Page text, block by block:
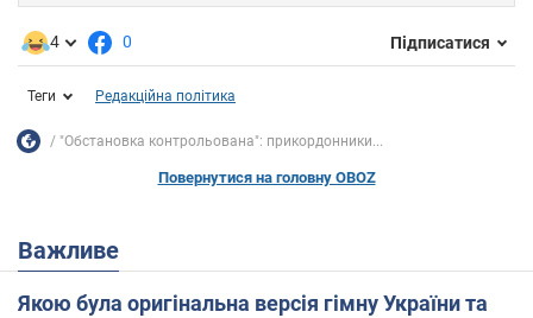
4 0 Підписатися
Теги Редакційна політика
"Обстановка контрольована": прикордонники...
Повернутися на головну OBOZ
Важливе
Якою була оригінальна версія гімну України та